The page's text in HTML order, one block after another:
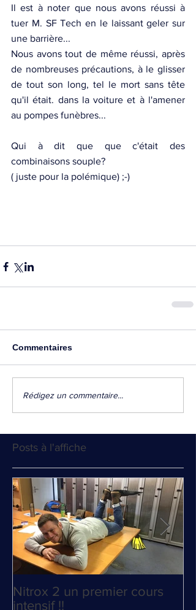
Il est à noter que nous avons réussi à
tuer M. SF Tech en le laissant geler sur
une barrière...
Nous avons tout de même réussi, après
de nombreuses précautions, à le glisser
de tout son long, tel le mort sans tête
qu'il était. dans la voiture et à l'amener
au pompes funèbres...
Qui à dit que que c'était des
combinaisons souple?
( juste pour la polémique) ;-)
Commentaires
Rédigez un commentaire...
Posts à l'affiche
Nitrox 2 un premier cours
intensif !!